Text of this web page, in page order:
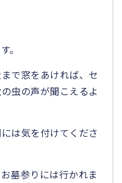
。
で窓をあければ、セ
虫の声が聞こえるよ
は気を付けてくださ
墓参りには行かれま